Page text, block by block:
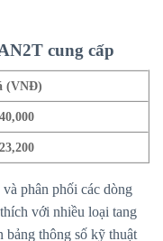
cung cấp
(VNĐ)
phân phối các dòng
với nhiều loại tang
bảng thông số kỹ thuật